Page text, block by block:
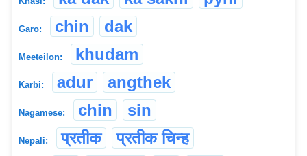
Garo: chin dak
Meeteilon: khudam
Karbi: adur angthek
Nagamese: chin sin
Nepali: प्रतीक प्रतीक चिन्ह